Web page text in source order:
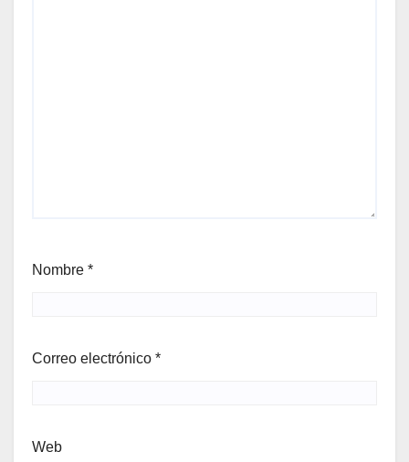
Nombre *
Correo electrónico *
Web